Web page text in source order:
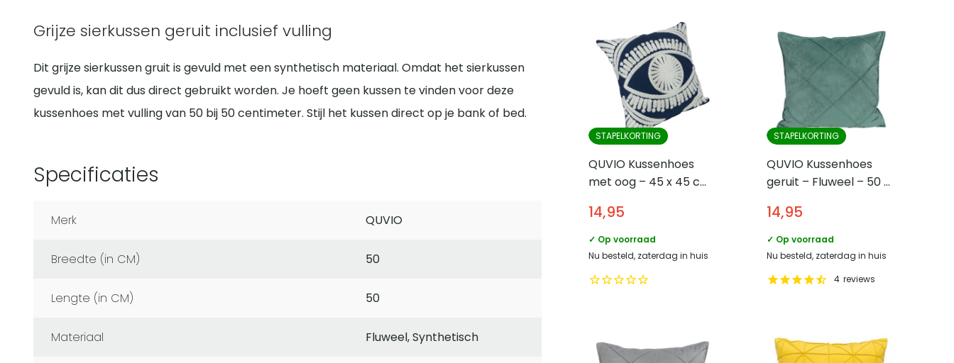
Grijze sierkussen geruit inclusief vulling
Dit grijze sierkussen gruit is gevuld met een synthetisch materiaal. Omdat het sierkussen
gevuld is, kan dit dus direct gebruikt worden. Je hoeft geen kussen te vinden voor deze
kussenhoes met vulling van 50 bij 50 centimeter. Stijl het kussen direct op je bank of bed.
Specificaties
Merk QUVIO
Breedte (in CM) 50
Lengte (in CM) 50
Materiaal Fluweel, Synthetisch
STAPELKORTING
QUVIO Kussenhoes
met oog – 45 x 45 cm
14,95
✓ Op voorraad
Nu besteld, zaterdag in huis
STAPELKORTING
QUVIO Kussenhoes
geruit – Fluweel – 50 x
groen
14,95
✓ Op voorraad
Nu besteld, zaterdag in huis
4 reviews